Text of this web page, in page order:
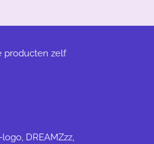
producten zelf
DREAMZzz,